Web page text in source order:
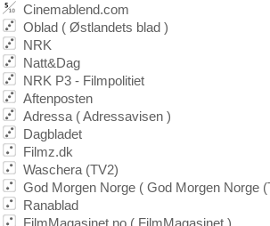
Cinemablend.com
Oblad ( Østlandets blad )
NRK
Natt&Dag
NRK P3 - Filmpolitiet
Aftenposten
Adressa ( Adressavisen )
Dagbladet
Filmz.dk
Waschera (TV2)
God Morgen Norge ( God Morgen Norge
Ranablad
FilmMagasinet.no ( FilmMagasinet )